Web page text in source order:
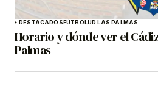
DESTACADOS FÚTBOLUD LAS PALMAS
Horario y dónde ver el Cádiz
Palmas